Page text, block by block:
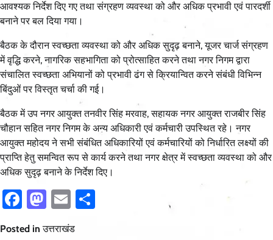
आवश्यक निर्देश दिए गए तथा संग्रहण व्यवस्था को और अधिक प्रभावी एवं पारदर्शी
बनाने पर बल दिया गया।
बैठक के दौरान स्वच्छता व्यवस्था को और अधिक सुदृढ़ बनाने, यूजर चार्ज संग्रहण
में वृद्धि करने, नागरिक सहभागिता को प्रोत्साहित करने तथा नगर निगम द्वारा
संचालित स्वच्छता अभियानों को प्रभावी ढंग से क्रियान्वित करने संबंधी विभिन्न
बिंदुओं पर विस्तृत चर्चा की गई।
बैठक में उप नगर आयुक्त तनवीर सिंह मरवाह, सहायक नगर आयुक्त राजबीर सिंह
चौहान सहित नगर निगम के अन्य अधिकारी एवं कर्मचारी उपस्थित रहे। नगर
आयुक्त महोदय ने सभी संबंधित अधिकारियों एवं कर्मचारियों को निर्धारित लक्ष्यों की
प्राप्ति हेतु समन्वित रूप से कार्य करने तथा नगर क्षेत्र में स्वच्छता व्यवस्था को और
अधिक सुदृढ़ बनाने के निर्देश दिए।
Facebook
Mastodon
Email
Posted inउत्तराखंड